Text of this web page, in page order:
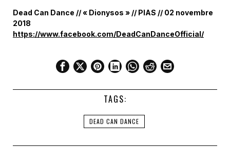
Dead Can Dance // « Dionysos » // PIAS // 02 novembre
2018
https://www.facebook.com/DeadCanDanceOfficial/
TAGS:
DEAD CAN DANCE